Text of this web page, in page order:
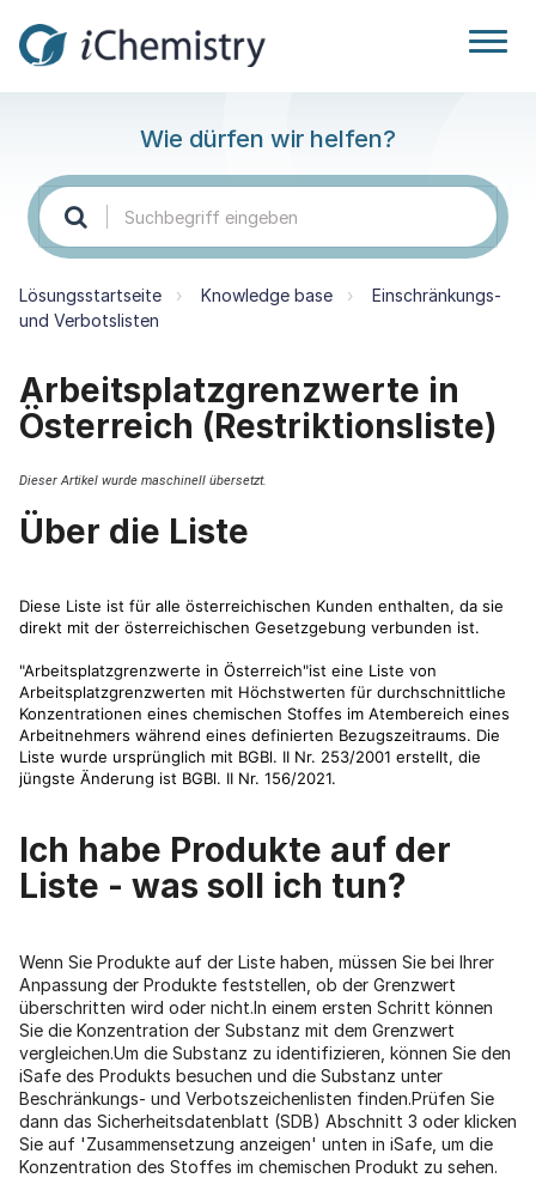
Wie dürfen wir helfen?
Lösungsstartseite Knowledge base
Einschränkungs-
und Verbotslisten
Arbeitsplatzgrenzwerte in
Österreich (Restriktionsliste)
Dieser Artikel wurde maschinell übersetzt.
Über die Liste
Diese Liste ist für alle österreichischen Kunden enthalten, da sie
direkt mit der österreichischen Gesetzgebung verbunden ist.
"Arbeitsplatzgrenzwerte in Österreich"ist eine Liste von
Arbeitsplatzgrenzwerten mit Höchstwerten für durchschnittliche
Konzentrationen eines chemischen Stoffes im Atembereich eines
Arbeitnehmers während eines definierten Bezugszeitraums. Die
Liste wurde ursprünglich mit BGBl. II Nr. 253/2001 erstellt, die
jüngste Änderung ist BGBl. II Nr. 156/2021.
Ich habe Produkte auf der
Liste - was soll ich tun?
Wenn Sie Produkte auf der Liste haben, müssen Sie bei Ihrer
Anpassung der Produkte feststellen, ob der Grenzwert
überschritten wird oder nicht.In einem ersten Schritt können
Sie die Konzentration der Substanz mit dem Grenzwert
vergleichen.Um die Substanz zu identifizieren, können Sie den
iSafe des Produkts besuchen und die Substanz unter
Beschränkungs- und Verbotszeichenlisten finden.Prüfen Sie
dann das Sicherheitsdatenblatt (SDB) Abschnitt 3 oder klicken
Sie auf 'Zusammensetzung anzeigen' unten in iSafe, um die
Konzentration des Stoffes im chemischen Produkt zu sehen.